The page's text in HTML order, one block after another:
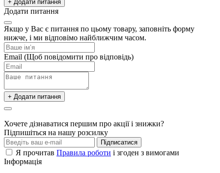
+ Додати питання
Додати питання
Якщо у Вас є питання по цьому товару, заповніть форму
нижче, і ми відповімо найближчим часом.
Email (Щоб повідомити про відповідь)
+ Додати питання
Хочете дізнаватися першим про акції і знижки?
Підпишіться на нашу розсилку
Підписатися
Я прочитав Правила роботи і згоден з вимогами
Інформація